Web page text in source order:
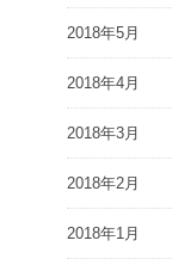
2018年5月
2018年4月
2018年3月
2018年2月
2018年1月